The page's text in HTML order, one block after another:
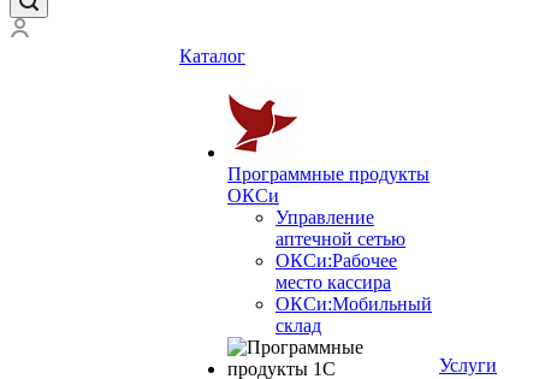
Каталог
Программные продукты
ОКСи
Управление
аптечной сетью
ОКСи:Рабочее
место кассира
ОКСи:Мобильный
склад
Услуги